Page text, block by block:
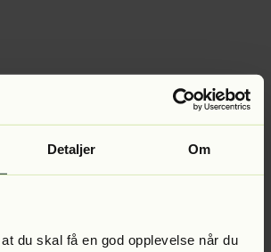
Detaljer Om
du skal få en god opplevelse når du